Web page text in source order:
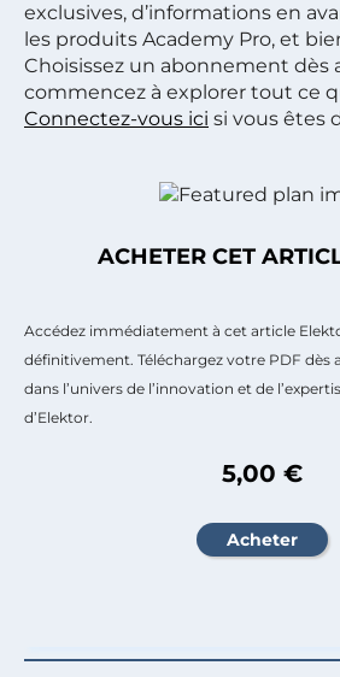
exclusives, d’informations en
les produits Academy Pro, et
Choisissez un abonnement dès
commencez à explorer tout ce
Connectez-vous ici si vous êtes
ACHETER CET
Accédez immédiatement à cet article
définitivement. Téléchargez votre PDF dès
dans l’univers de l’innovation et de
d’Elektor.
5,00 €